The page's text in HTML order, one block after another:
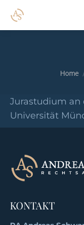
You
Home
Jurastudium
Universität
KONTAKT